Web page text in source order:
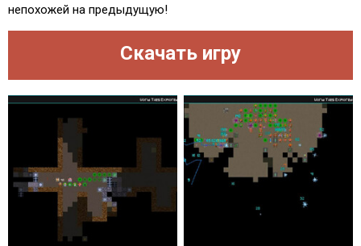
непохожей на предыдущую!
Скачать игру